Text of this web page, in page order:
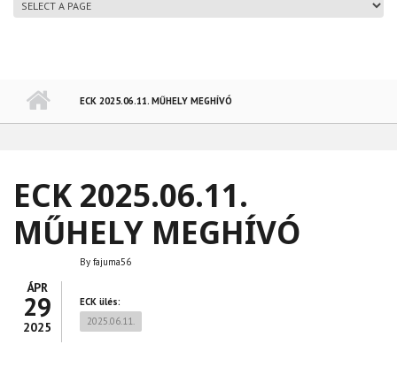
ECK 2025.06.11. MŰHELY MEGHÍVÓ
ECK 2025.06.11.
MŰHELY MEGHÍVÓ
ÁPR
29
2025
By fajuma56
ECK ülés:
2025.06.11.